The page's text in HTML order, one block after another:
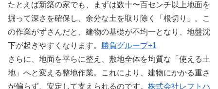
たとえば新築の家でも、まずは数十〜百センチ以上地面を
掘って深さを確保し、余分な土を取り除く「根切り」。こ
の作業がずさんだと、建物の基礎が不均一となり、地盤沈
下が起きやすくなります。 勝負グループ+1
さらに、地面を平らに整え、敷地全体を均質な「使える土
地」へと変える整地作業。これにより、建物にかかる重さ
が偏らず、安定して支えられるのです。 株式会社レフトハ